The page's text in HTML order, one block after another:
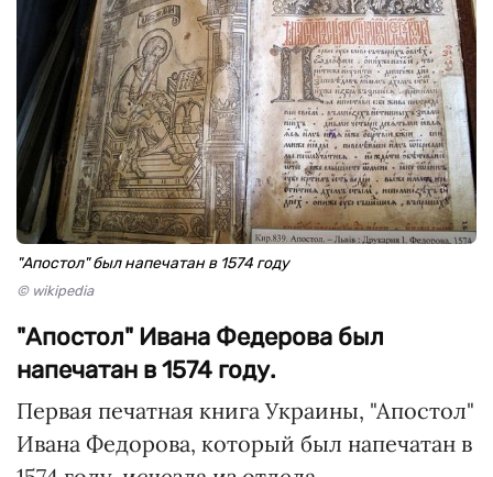
"Апостол" был напечатан в 1574 году
© wikipedia
"Апостол" Ивана Федерова был
напечатан в 1574 году.
Первая печатная книга Украины, "Апостол"
Ивана Федорова, который был напечатан в